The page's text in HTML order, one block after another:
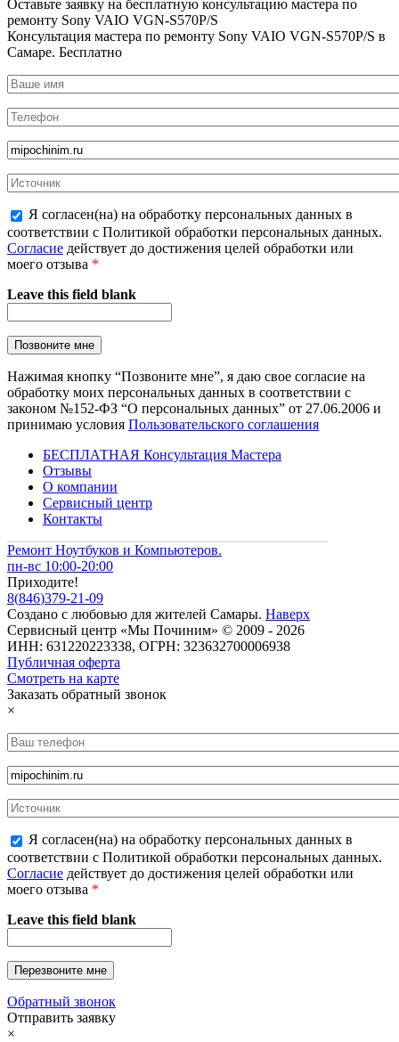
Оставьте заявку на бесплатную консультацию мастера по
ремонту Sony VAIO VGN-S570P/S
Консультация мастера по ремонту Sony VAIO VGN-S570P/S в
Самаре. Бесплатно
Я согласен(на) на обработку персональных данных в
соответствии с Политикой обработки персональных данных.
Согласие действует до достижения целей обработки или
моего отзыва *
Leave this field blank
Нажимая кнопку “Позвоните мне”, я даю свое согласие на
обработку моих персональных данных в соответствии с
законом №152-ФЗ “О персональных данных” от 27.06.2006 и
принимаю условия Пользовательского соглашения
БЕСПЛАТНАЯ Консультация Мастера
Отзывы
О компании
Сервисный центр
Контакты
Ремонт Ноутбуков и Компьютеров.
пн-вс 10:00-20:00
Приходите!
8(846)379-21-09
Создано с любовью для жителей Самары. Наверх
Сервисный центр «Мы Починим» © 2009 - 2026
ИНН: 631220223338, ОГРН: 323632700006938
Публичная оферта
Смотреть на карте
Заказать обратный звонок
×
Я согласен(на) на обработку персональных данных в
соответствии с Политикой обработки персональных данных.
Согласие действует до достижения целей обработки или
моего отзыва *
Leave this field blank
Обратный звонок
Отправить заявку
×